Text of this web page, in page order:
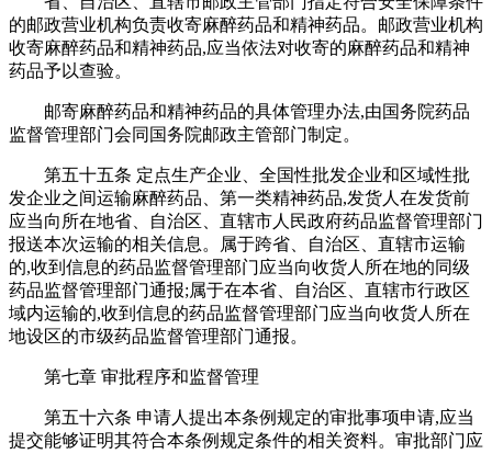
的邮政营业机构负责收寄麻醉药品和精神药品。邮政营业机构
收寄麻醉药品和精神药品,应当依法对收寄的麻醉药品和精神
药品予以查验。
邮寄麻醉药品和精神药品的具体管理办法,由国务院药品
监督管理部门会同国务院邮政主管部门制定。
第五十五条 定点生产企业、全国性批发企业和区域性批
发企业之间运输麻醉药品、第一类精神药品,发货人在发货前
应当向所在地省、自治区、直辖市人民政府药品监督管理部门
报送本次运输的相关信息。属于跨省、自治区、直辖市运输
的,收到信息的药品监督管理部门应当向收货人所在地的同级
药品监督管理部门通报;属于在本省、自治区、直辖市行政区
域内运输的,收到信息的药品监督管理部门应当向收货人所在
地设区的市级药品监督管理部门通报。
第七章 审批程序和监督管理
第五十六条 申请人提出本条例规定的审批事项申请,应当
提交能够证明其符合本条例规定条件的相关资料。审批部门应